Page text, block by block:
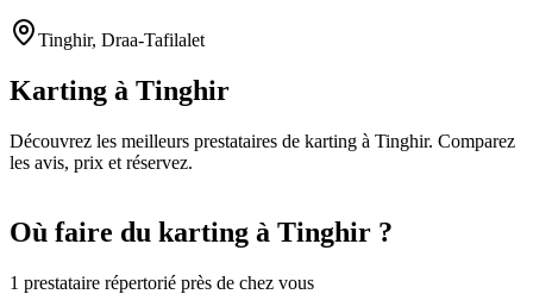
Tinghir, Draa-Tafilalet
Karting à Tinghir
Découvrez les meilleurs prestataires de karting à Tinghir. Comparez
les avis, prix et réservez.
Où faire du karting à Tinghir ?
1 prestataire répertorié près de chez vous